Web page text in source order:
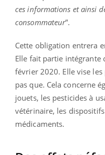
ces informations et ainsi
consommateur”.
Cette obligation entrera
Elle fait partie intégrante
février 2020. Elle vise
pas que. Cela concerne
jouets, les pesticides à
vétérinaire, les
médicaments.